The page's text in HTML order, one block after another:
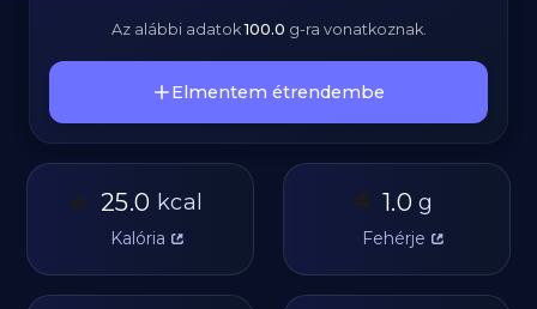
Az alábbi adatok100.0 g-ra vonatkoznak.
Elmentem étrendembe
🔥 25.0 kcal
Kalória
🥩 1.0 g
Fehérje